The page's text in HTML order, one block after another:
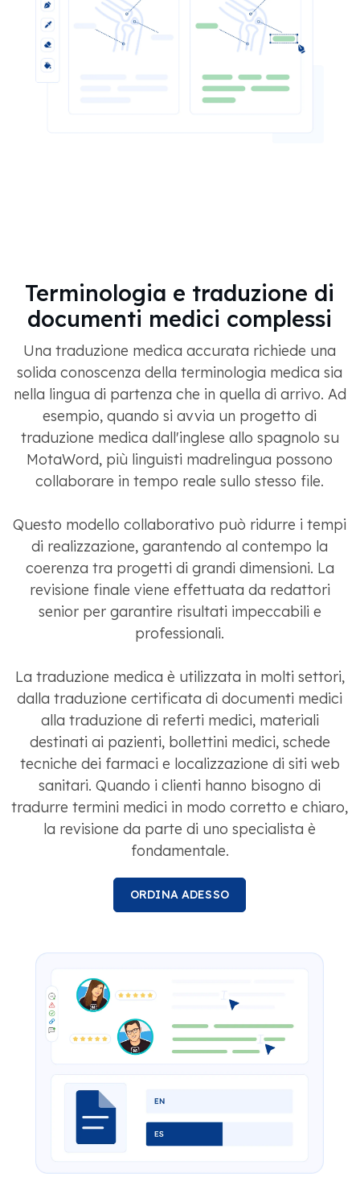
Terminologia e traduzione di
documenti medici complessi
Una traduzione medica accurata richiede una
solida conoscenza della terminologia medica sia
nella lingua di partenza che in quella di arrivo. Ad
esempio, quando si avvia un progetto di
traduzione medica dall'inglese allo spagnolo su
MotaWord, più linguisti madrelingua possono
collaborare in tempo reale sullo stesso file.
Questo modello collaborativo può ridurre i tempi
di realizzazione, garantendo al contempo la
coerenza tra progetti di grandi dimensioni. La
revisione finale viene effettuata da redattori
senior per garantire risultati impeccabili e
professionali.
La traduzione medica è utilizzata in molti settori,
dalla traduzione certificata di documenti medici
alla traduzione di referti medici, materiali
destinati ai pazienti, bollettini medici, schede
tecniche dei farmaci e localizzazione di siti web
sanitari. Quando i clienti hanno bisogno di
tradurre termini medici in modo corretto e chiaro,
la revisione da parte di uno specialista è
fondamentale.
ORDINA ADESSO